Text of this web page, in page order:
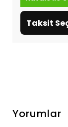
Taksit
Yorumlar